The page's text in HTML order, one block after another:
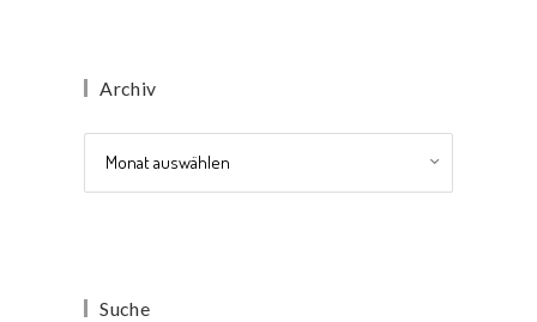
Archiv
Suche